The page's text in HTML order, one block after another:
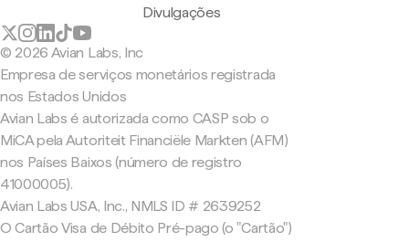
Divulgações
© 2026 Avian Labs, Inc
Empresa de serviços monetários registrada
nos Estados Unidos
Avian Labs é autorizada como CASP sob o
MiCA pela Autoriteit Financiële Markten (AFM)
nos Países Baixos (número de registro
41000005).
Avian Labs USA, Inc., NMLS ID # 2639252
O Cartão Visa de Débito Pré-pago (o "Cartão")